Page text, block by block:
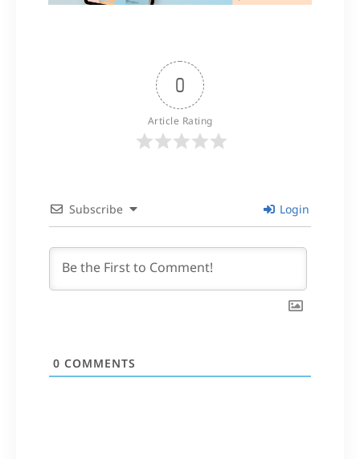
0
Article Rating
Subscribe Login
0 COMMENTS